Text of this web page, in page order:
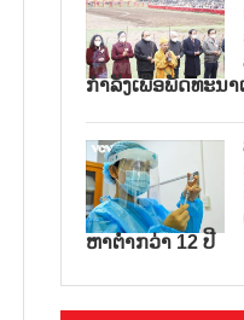
ກຳລັງເພື່ອພັດທະນ
ຫາຕ່ຳກວ່າ 12 ປີ